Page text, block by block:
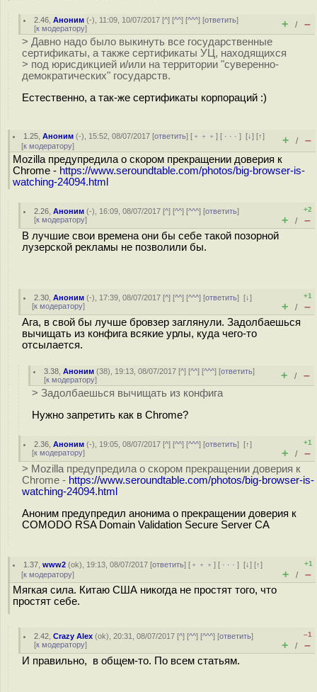
2.46 ,Аноним (-), 11:09, 10/07/2017 [^] [^^] [^^^] [ответить]
[к модератору] + / –
> Давно надо было выкинуть все государственные
сертификаты, а также сертификаты УЦ, находящихся
> под юрисдикцией и/или на территории "суверенно-
демократических" государств.
Естественно, а так-же сертификаты корпораций :)
1.25 ,Аноним (-), 15:52, 08/07/2017 [ответить] [ ﹢﹢﹢] [ · · ·][↓] [↑]
[к модератору] + / –
Mozilla предупредила о скором прекращении доверия к
Chrome - https://www.seroundtable.com/photos/big-browser-is-
watching-24094.html
2.26 ,Аноним (-), 16:09, 08/07/2017 [^] [^^] [^^^] [ответить]
[к модератору]
+2
+ / –
В лучшие свои времена они бы себе такой позорной
лузерской рекламы не позволили бы.
2.30 ,Аноним (-), 17:39, 08/07/2017 [^] [^^] [^^^] [ответить][↓]
[к модератору]
+1
+ / –
Ага, в свой бы лучше бровзер заглянули. Задолбаешься
вычищать из конфига всякие урлы, куда чего-то
отсылается.
3.38 ,Аноним (38), 19:13, 08/07/2017 [^] [^^] [^^^] [ответить]
[к модератору] + / –
> Задолбаешься вычищать из конфига
Нужно запретить как в Chrome?
2.36 ,Аноним (-), 19:05, 08/07/2017 [^] [^^] [^^^] [ответить][↑]
[к модератору]
+1
+ / –
> Mozilla предупредила о скором прекращении доверия к
Chrome - https://www.seroundtable.com/photos/big-browser-is-
watching-24094.html
Аноним предупредил анонима о прекращении доверия к
COMODO RSA Domain Validation Secure Server CA
1.37 ,www2 (ok), 19:13, 08/07/2017 [ответить] [ ﹢﹢﹢] [ · · ·][↓] [↑]
[к модератору]
+1
+ / –
Мягкая сила. Китаю США никогда не простят того, что
простят себе.
2.42 ,Crazy Alex (ok), 20:31, 08/07/2017 [^] [^^] [^^^] [ответить]
[к модератору]
–1
+ / –
И правильно, в общем-то. По всем статьям.